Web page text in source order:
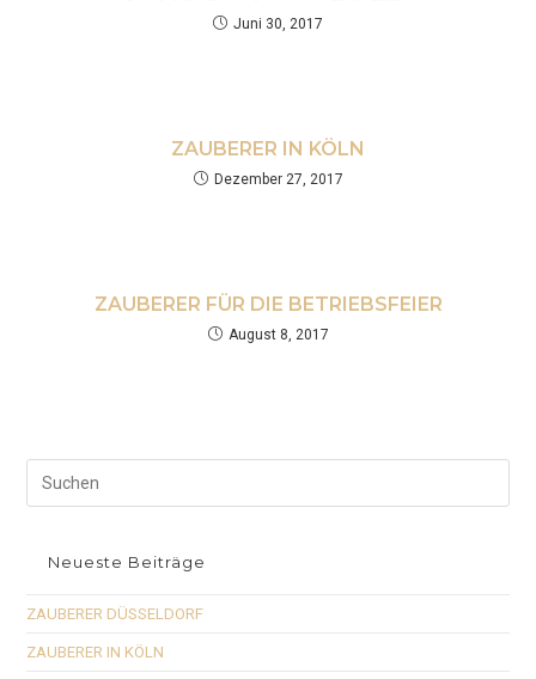
Juni 30, 2017
ZAUBERER IN KÖLN
Dezember 27, 2017
ZAUBERER FÜR DIE BETRIEBSFEIER
August 8, 2017
Neueste Beiträge
ZAUBERER DÜSSELDORF
ZAUBERER IN KÖLN